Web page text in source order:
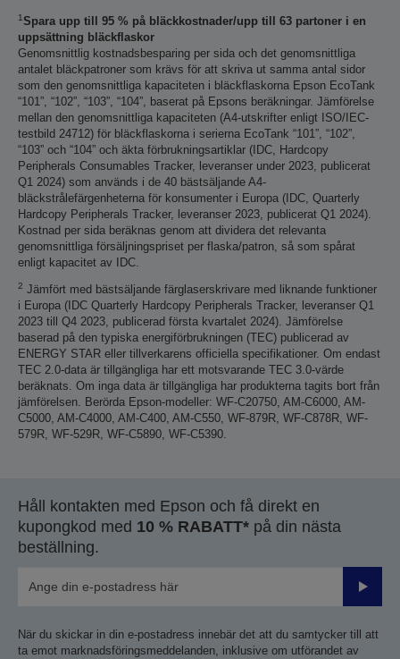
1Spara upp till 95 % på bläckkostnader/upp till 63 partoner i en
uppsättning bläckflaskor
Genomsnittlig kostnadsbesparing per sida och det genomsnittliga
antalet bläckpatroner som krävs för att skriva ut samma antal sidor
som den genomsnittliga kapaciteten i bläckflaskorna Epson EcoTank
“101”, “102”, “103”, “104”, baserat på Epsons beräkningar. Jämförelse
mellan den genomsnittliga kapaciteten (A4-utskrifter enligt ISO/IEC-
testbild 24712) för bläckflaskorna i serierna EcoTank “101”, “102”,
“103” och “104” och äkta förbrukningsartiklar (IDC, Hardcopy
Peripherals Consumables Tracker, leveranser under 2023, publicerat
Q1 2024) som används i de 40 bästsäljande A4-
bläckstrålefärgenheterna för konsumenter i Europa (IDC, Quarterly
Hardcopy Peripherals Tracker, leveranser 2023, publicerat Q1 2024).
Kostnad per sida beräknas genom att dividera det relevanta
genomsnittliga försäljningspriset per flaska/patron, så som spårat
enligt kapacitet av IDC.
2 Jämfört med bästsäljande färglaserskrivare med liknande funktioner
i Europa (IDC Quarterly Hardcopy Peripherals Tracker, leveranser Q1
2023 till Q4 2023, publicerad första kvartalet 2024). Jämförelse
baserad på den typiska energiförbrukningen (TEC) publicerad av
ENERGY STAR eller tillverkarens officiella specifikationer. Om endast
TEC 2.0-data är tillgängliga har ett motsvarande TEC 3.0-värde
beräknats. Om inga data är tillgängliga har produkterna tagits bort från
jämförelsen. Berörda Epson-modeller: WF-C20750, AM-C6000, AM-
C5000, AM-C4000, AM-C400, AM-C550, WF-879R, WF-C878R, WF-
579R, WF-529R, WF-C5890, WF-C5390.
Håll kontakten med Epson och få direkt en
kupongkod med 10 % RABATT* på din nästa
beställning.
Skicka
När du skickar in din e-postadress innebär det att du samtycker till att
ta emot marknadsföringsmeddelanden, inklusive om utförandet av